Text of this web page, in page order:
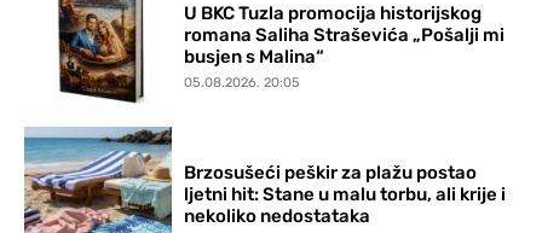
U BKC Tuzla promocija historijskog
romana Saliha Straševića „Pošalji mi
busjen s Malina“
05.08.2026. 20:05
Brzosušeći peškir za plažu postao
ljetni hit: Stane u malu torbu, ali krije i
nekoliko nedostataka